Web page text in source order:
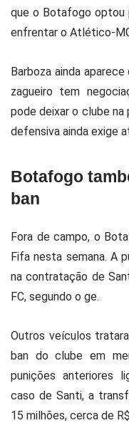
que o Botafogo optou
enfrentar o Atlético-
Barboza ainda
zagueiro tem
pode deixar o clube na
defensiva ainda exige
Botafogo
ban
Fora de campo, o
Fifa nesta semana. A
na contratação de
FC, segundo o ge.
Outros veículos
ban do clube em
punições anteriores
caso de Santi, a
15 milhões, cerca de